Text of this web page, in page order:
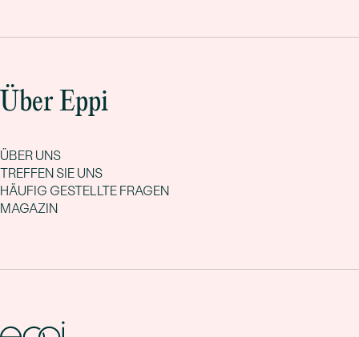
Über Eppi
ÜBER UNS
TREFFEN SIE UNS
HÄUFIG GESTELLTE FRAGEN
MAGAZIN